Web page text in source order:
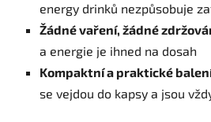
energy drinků nezpůsobuje
Žádné vaření, žádné
a energie je ihned na dosah
Kompaktní a praktické
se vejdou do kapsy a jsou